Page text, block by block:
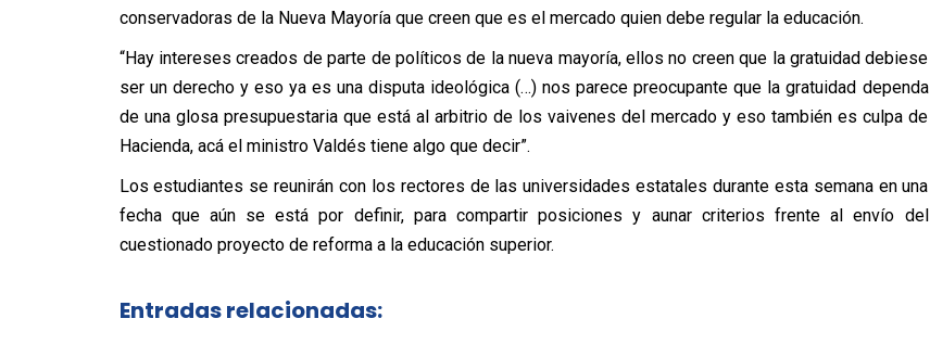
conservadoras de la Nueva Mayoría que creen que es el mercado quien debe regular la educación.
“Hay intereses creados de parte de políticos de la nueva mayoría, ellos no creen que la gratuidad debiese
ser un derecho y eso ya es una disputa ideológica (…) nos parece preocupante que la gratuidad dependa
de una glosa presupuestaria que está al arbitrio de los vaivenes del mercado y eso también es culpa de
Hacienda, acá el ministro Valdés tiene algo que decir”.
Los estudiantes se reunirán con los rectores de las universidades estatales durante esta semana en una
fecha que aún se está por definir, para compartir posiciones y aunar criterios frente al envío del
cuestionado proyecto de reforma a la educación superior.
Entradas relacionadas: